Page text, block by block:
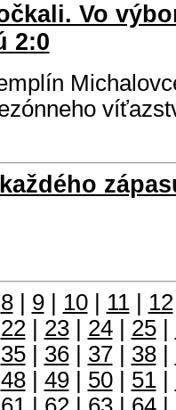
Vo
2:0
8| 9| 10| 11| 12
22| 23| 24| 25|
35| 36| 37| 38|
48| 49| 50| 51|